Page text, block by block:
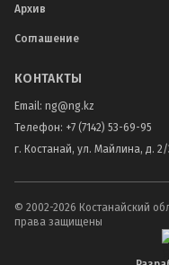
Архив
Соглашение
КОНТАКТЫ
Email: ng@ng.kz
Телефон: +7 (7142) 53-69-95
г. Костанай, ул. Майлина, д. 2/
© 2002-2026 Костанайский
права защищены